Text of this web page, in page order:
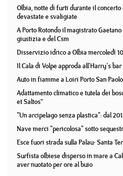
Olbia, notte di furti durante il
devastate e svaligiate
A Porto Rotondo il magistrato
giustizia e del Csm
Disservizio idrico a Olbia mercoledì
Il Cala di Volpe approda all'Harry's
Auto in fiamme a Loiri Porto San Paolo
Adattamento climatico e tutela dei
et Saltos”
"Un arcipelago senza plastica": dal
Nave merci "pericolosa" sotto
Esce fuori strada sulla Palau- Santa
Surfista olbiese disperso in mare a
aver nuotato per ore al buio